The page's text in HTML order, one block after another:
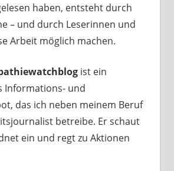
haben, entsteht durch
– und durch Leserinnen und
Arbeit möglich machen.
ist ein
Informations- und
das ich neben meinem Beruf
betreibe. Er schaut
ein und regt zu Aktionen